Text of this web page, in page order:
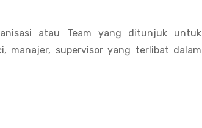
atau Team yang ditunjuk untuk
manajer, supervisor yang terlibat dalam